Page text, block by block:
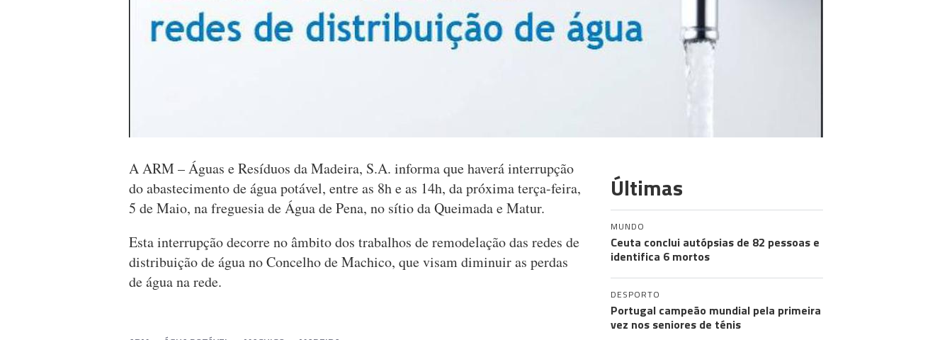
A ARM – Águas e Resíduos da Madeira, S.A. informa que haverá interrupção
do abastecimento de água potável, entre as 8h e as 14h, da próxima terça-feira,
5 de Maio, na freguesia de Água de Pena, no sítio da Queimada e Matur.
Esta interrupção decorre no âmbito dos trabalhos de remodelação das redes de
distribuição de água no Concelho de Machico, que visam diminuir as perdas
de água na rede.
Últimas
MUNDO
Ceuta conclui autópsias de 82 pessoas e
identifica 6 mortos
DESPORTO
Portugal campeão mundial pela primeira
vez nos seniores de ténis